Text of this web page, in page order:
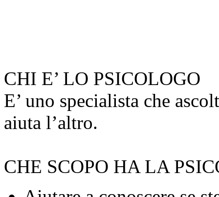
CHI E’ LO PSICOLOGO
E’ uno specialista che
aiuta l’altro.
CHE SCOPO HA LA